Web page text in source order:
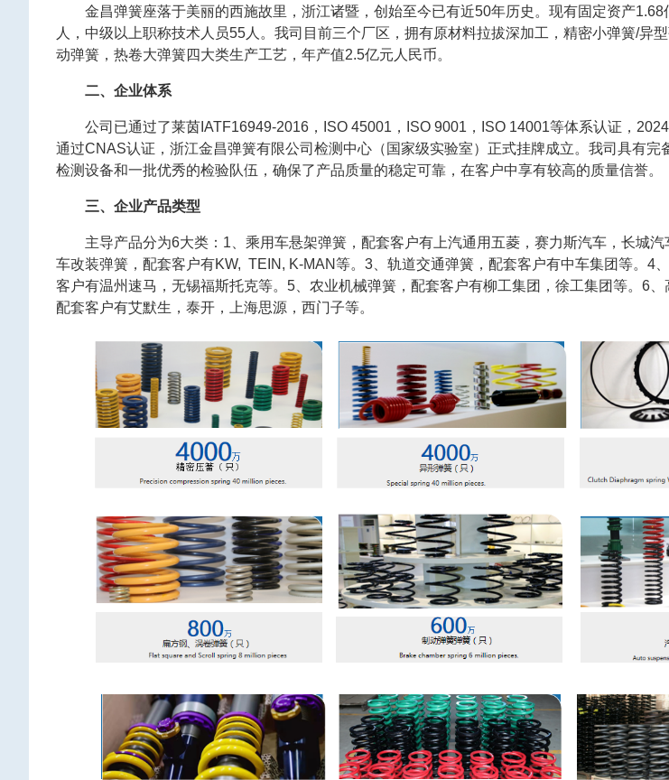
金昌弹簧座落于美丽的西施故里，浙江诸暨，创始至今已有近50年历史。现有固定资产
人，中级以上职称技术人员55人。我司目前三个厂区，拥有原材料拉拔深加工，精密小弹簧/异
动弹簧，热卷大弹簧四大类生产工艺，年产值2.5亿元人民币。
二、企业体系
公司已通过了莱茵IATF16949-2016，ISO 45001，ISO 9001，ISO 14001等体系认证，
通过CNAS认证，浙江金昌弹簧有限公司检测中心（国家级实验室）正式挂牌成立。我司具有完
检测设备和一批优秀的检验队伍，确保了产品质量的稳定可靠，在客户中享有较高的质量信誉。
三、企业产品类型
主导产品分为6大类：1、乘用车悬架弹簧，配套客户有上汽通用五菱，赛力斯汽车，长城
车改装弹簧，配套客户有KW, TEIN, K-MAN等。3、轨道交通弹簧，配套客户有中车集团等。4
客户有温州速马，无锡福斯托克等。5、农业机械弹簧，配套客户有柳工集团，徐工集团等。6、
配套客户有艾默生，泰开，上海思源，西门子等。